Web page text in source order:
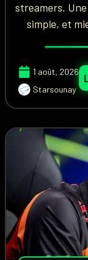
streamers.
simple, et
1 août, 2026
Starsounay